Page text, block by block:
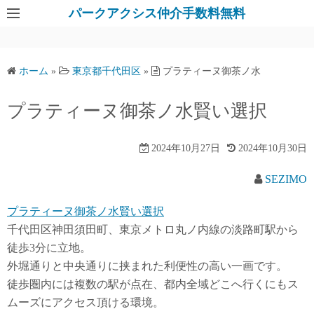
パークアクシス仲介手数料無料
ホーム » 東京都千代田区 » プラティーヌ御茶ノ水
プラティーヌ御茶ノ水賢い選択
2024年10月27日 2024年10月30日
SEZIMO
プラティーヌ御茶ノ水賢い選択
千代田区神田須田町、東京メトロ丸ノ内線の淡路町駅から
徒歩3分に立地。
外堀通りと中央通りに挟まれた利便性の高い一画です。
徒歩圏内には複数の駅が点在、都内全域どこへ行くにもス
ムーズにアクセス頂ける環境。